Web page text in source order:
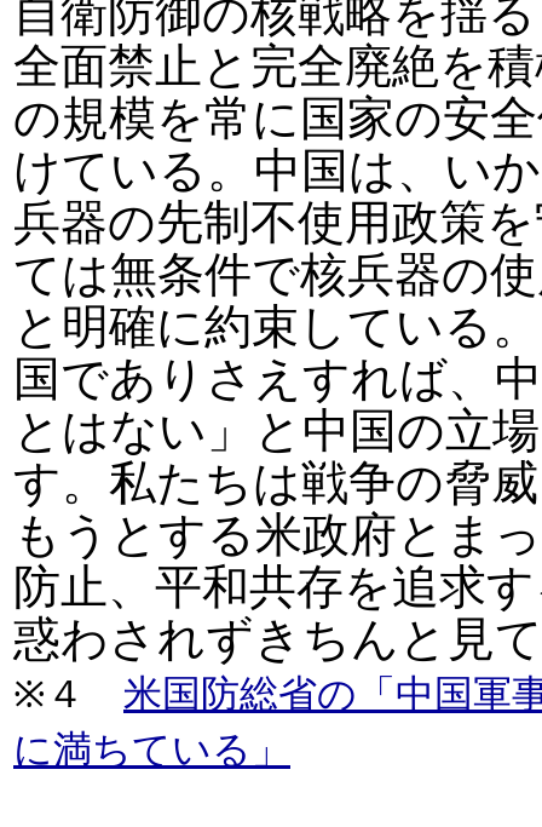
自衛防御の核戦略を揺
全面禁止と完全廃絶を
の規模を常に国家の安
けている。中国は、い
兵器の先制不使用政策
ては無条件で核兵器の
と明確に約束している
国でありさえすれば、
とはない」と中国の立
す。私たちは戦争の脅
もうとする米政府とま
防止、平和共存を追求
惑わされずきちんと見
※４ 米国防総省の「中国軍
に満ちている」